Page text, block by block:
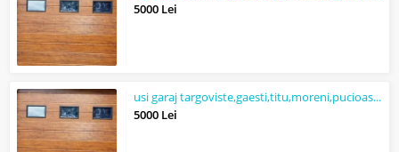
5000 Lei
usi garaj targoviste,gaesti,titu,moreni,pucioasa,fieni,racari,dambovita
5000 Lei